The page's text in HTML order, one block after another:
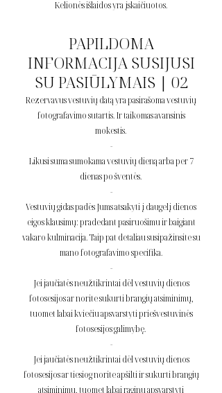
Kelionės išlaidos yra įskaičiuotos.
PAPILDOMA
INFORMACIJA SUSIJUSI
SU PASIŪLYMAIS | 02
Rezervavus vestuvių datą yra pasirašoma vestuvių
fotografavimo sutartis. Ir taikomas avansinis
mokestis.
-
Likusi suma sumokama vestuvių dieną arba per 7
dienas po šventės.
-
Vestuvių gidas padės Jums atsakyti į daugelį dienos
eigos klausimų: pradedant pasiruošimu ir baigiant
vakaro kulminacija. Taip pat detaliau susipažinsite su
mano fotografavimo specifika.
-
Jei jaučiatės neužtikrintai dėl vestuvių dienos
fotosesijos ar norite sukurti brangių atsiminimų,
tuomet labai kviečiu apsvarstyti priešvestuvinės
fotosesijos galimybę.
-
Jei jaučiatės neužtikrintai dėl vestuvių dienos
fotosesijos ar tiesiog norite apšilti ir sukurti brangių
atsiminimų, tuomet labai raginu apsvarstyti